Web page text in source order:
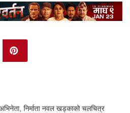
निर्माता नवल खड्काको चलचित्र